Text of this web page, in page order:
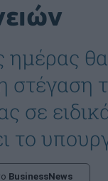
ημέρας
στέγαση
σε
το
BusinessNews